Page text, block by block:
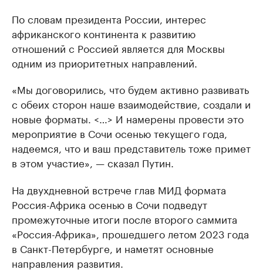
По словам президента России, интерес
африканского континента к развитию
отношений с Россией является для Москвы
одним из приоритетных направлений.
«Мы договорились, что будем активно развивать
с обеих сторон наше взаимодействие, создали и
новые форматы. <…> И намерены провести это
мероприятие в Сочи осенью текущего года,
надеемся, что и ваш представитель тоже примет
в этом участие», — сказал Путин.
На двухдневной встрече глав МИД формата
Россия-Африка осенью в Сочи подведут
промежуточные итоги после второго саммита
«Россия-Африка», прошедшего летом 2023 года
в Санкт-Петербурге, и наметят основные
направления развития.